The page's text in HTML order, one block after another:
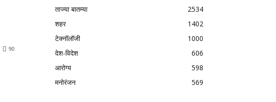
90
ताज्या बातम्या
2534
शहर
1402
टेक्नॉलॉजी
1000
देश-विदेश
606
आरोग्य
598
मनोरंजन
569